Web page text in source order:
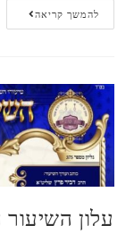
להמשך קריאה
עלון